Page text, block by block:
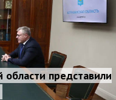
области представили